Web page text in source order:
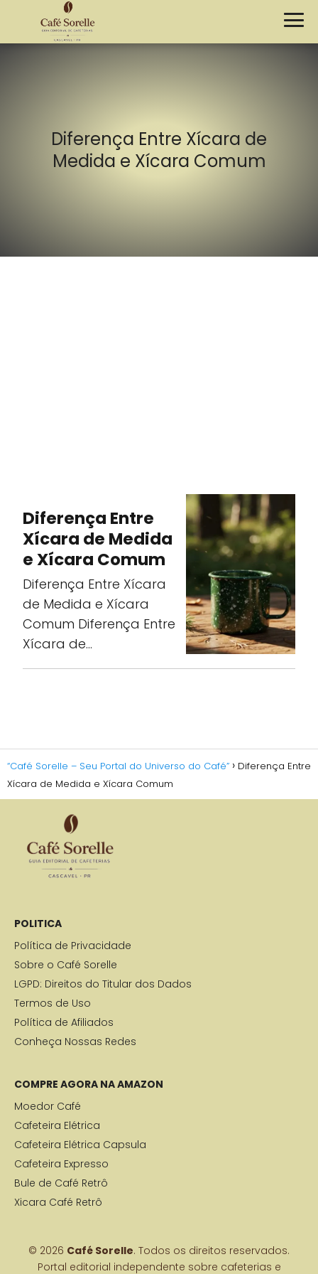
Diferença Entre Xícara de
Medida e Xícara Comum
Diferença Entre
Xícara de Medida
e Xícara Comum
Diferença Entre Xícara
de Medida e Xícara
Comum Diferença Entre
Xícara de…
“Café Sorelle – Seu Portal do Universo do Café”
Diferença Entre
Xícara de Medida e Xícara Comum
POLITICA
Política de Privacidade
Sobre o Café Sorelle
LGPD: Direitos do Titular dos Dados
Termos de Uso
Política de Afiliados
Conheça Nossas Redes
COMPRE AGORA NA AMAZON
Moedor Café
Cafeteira Elétrica
Cafeteira Elétrica Capsula
Cafeteira Expresso
Bule de Café Retrô
Xicara Café Retrô
© 2026 Café Sorelle. Todos os direitos reservados.
Portal editorial independente sobre cafeterias e